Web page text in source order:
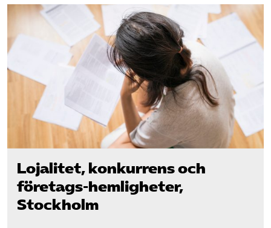
Lojalitet, konkurrens och
företags-hemligheter,
Stockholm